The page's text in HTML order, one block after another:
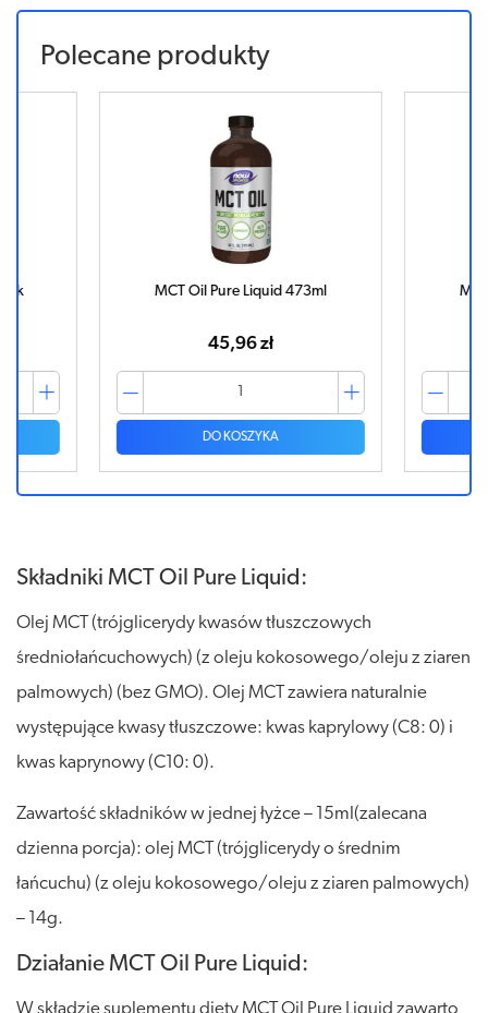
Polecane produkty
MCT Oil Pure Liquid 473ml
45,96 zł
DO KOSZYKA
Składniki MCT Oil Pure Liquid:
Olej MCT (trójglicerydy kwasów tłuszczowych
średniołańcuchowych) (z oleju kokosowego/oleju z ziaren
palmowych) (bez GMO). Olej MCT zawiera naturalnie
występujące kwasy tłuszczowe: kwas kaprylowy (C8: 0) i
kwas kaprynowy (C10: 0).
Zawartość składników w jednej łyżce – 15ml(zalecana
dzienna porcja): olej MCT (trójglicerydy o średnim
łańcuchu) (z oleju kokosowego/oleju z ziaren palmowych)
– 14g.
Działanie MCT Oil Pure Liquid:
W składzie suplementu diety MCT Oil Pure Liquid zawarto